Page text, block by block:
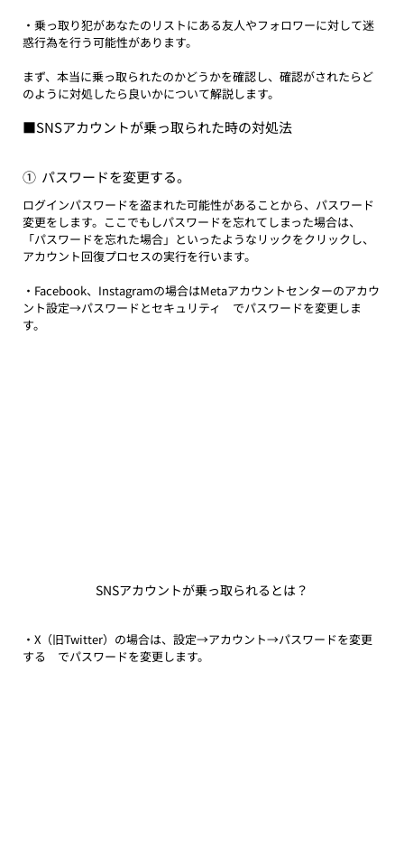
・乗っ取り犯があなたのリストにある友人やフォロワーに対して迷
惑行為を行う可能性があります。
まず、本当に乗っ取られたのかどうかを確認し、確認がされたらど
のように対処したら良いかについて解説します。
■SNSアカウントが乗っ取られた時の対処法
①  パスワードを変更する。
ログインパスワードを盗まれた可能性があることから、パスワード
変更をします。ここでもしパスワードを忘れてしまった場合は、
「パスワードを忘れた場合」といったようなリックをクリックし、
アカウント回復プロセスの実行を行います。
・Facebook、Instagramの場合はMetaアカウントセンターのアカウ
ント設定→パスワードとセキュリティ　でパスワードを変更しま
す。
SNSアカウントが乗っ取られるとは？
・X（旧Twitter）の場合は、設定→アカウント→パスワードを変更
する　でパスワードを変更します。